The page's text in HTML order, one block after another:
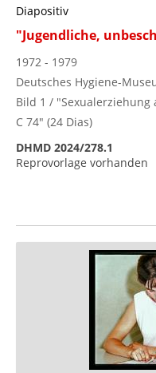
Diapositiv
"Jugendliche,
1972 - 1979
Deutsches Hygiene-
Bild 1 /
C 74" (24 Dias)
DHMD 2024/278.1
Reprovorlage vorhanden